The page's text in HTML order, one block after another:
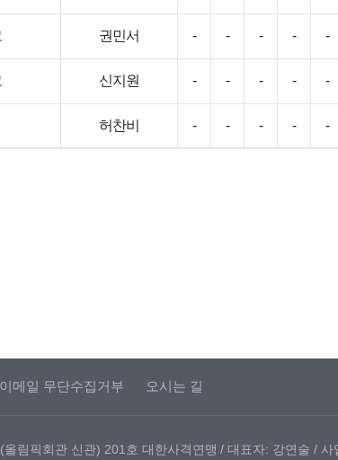
권민서 - - - - -
신지원 - - - - -
허찬비 - - - - -
이메일 무단수집거부 오시는 길
림픽회관 신관) 201호 대한사격연맹 / 대표자: 강연술 /